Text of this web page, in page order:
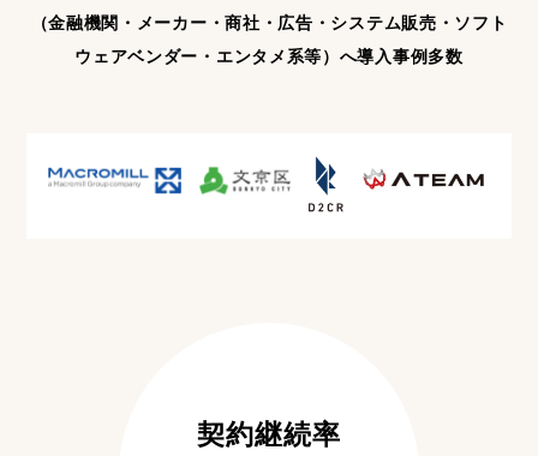
（金融機関・メーカー・商社・広告・システム販売・ソフト
ウェアベンダー・エンタメ系等）へ導入事例多数
契約継続率